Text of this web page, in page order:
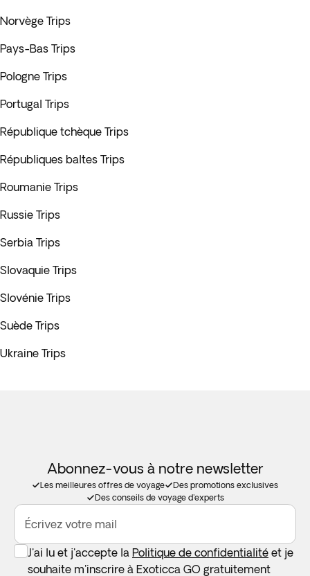
Norvège Trips
Pays-Bas Trips
Pologne Trips
Portugal Trips
République tchèque Trips
Républiques baltes Trips
Roumanie Trips
Russie Trips
Serbia Trips
Slovaquie Trips
Slovénie Trips
Suède Trips
Ukraine Trips
Abonnez-vous à notre newsletter
Les meilleures offres de voyage
Des promotions exclusives
Des conseils de voyage d'experts
Écrivez votre mail
J'ai lu et j'accepte la Politique de confidentialité et je
souhaite m'inscrire à Exoticca GO gratuitement